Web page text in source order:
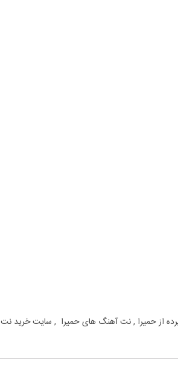
ازحمیرا , نت آهنگ هایحمیرا , سایت خرید نت